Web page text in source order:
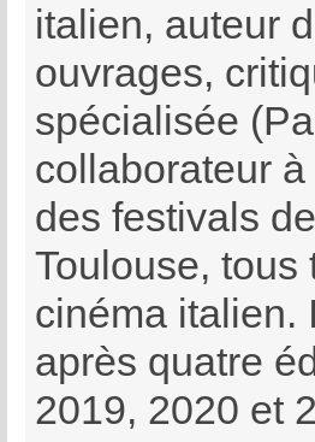
italien, auteur
ouvrages,
spécialisée
collaborateur
des festivals
Toulouse, tous
cinéma italien.
après quatre
2019, 2020 et